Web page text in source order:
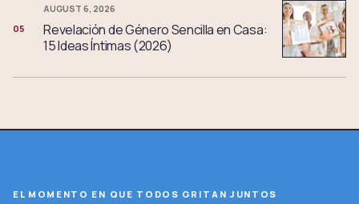
05
AUGUST 6, 2026
Revelación de Género Sencilla en Casa:
15 Ideas Íntimas (2026)
EL MOMENTO EN QUE TODOS GRITAN JUNTOS